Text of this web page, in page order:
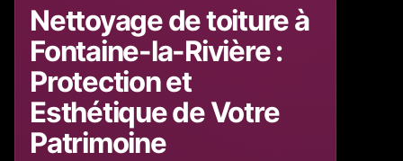
Nettoyage de toiture à
Fontaine-la-Rivière :
Protection et
Esthétique de Votre
Patrimoine